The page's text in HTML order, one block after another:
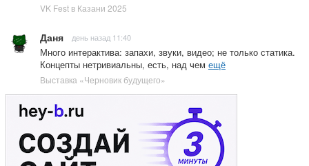
VK Fest в Казани 2025
Даня день назад 11:40
Много интерактива: запахи, звуки, видео; не только статика.
Концепты нетривиальны, есть, над чем ещё
Выставка «Черновик будущего»